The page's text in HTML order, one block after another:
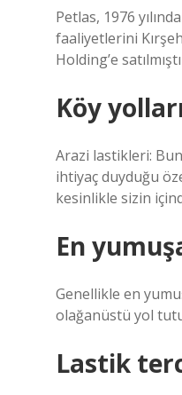
Petlas, 1976
faaliyetlerini
Holding’e
Köy
Arazi lastikleri:
ihtiyaç duyduğu
kesinlikle sizin
En
Genellikle en
olağanüstü yol
Lastik